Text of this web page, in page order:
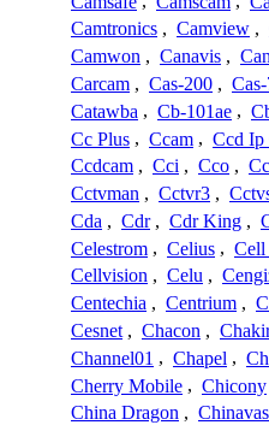
Camtronics , Camview ,
Camwon , Canavis ,
Carcam , Cas-200 ,
Catawba , Cb-101ae ,
Cc Plus , Ccam , Ccd Ip
Ccdcam , Cci , Cco ,
Cctvman , Cctvr3 ,
Cda , Cdr , Cdr King ,
Celestrom , Celius , Cell
Cellvision , Celu ,
Centechia , Centrium ,
Cesnet , Chacon ,
Channel01 , Chapel ,
Cherry Mobile , Chicony
China Dragon ,